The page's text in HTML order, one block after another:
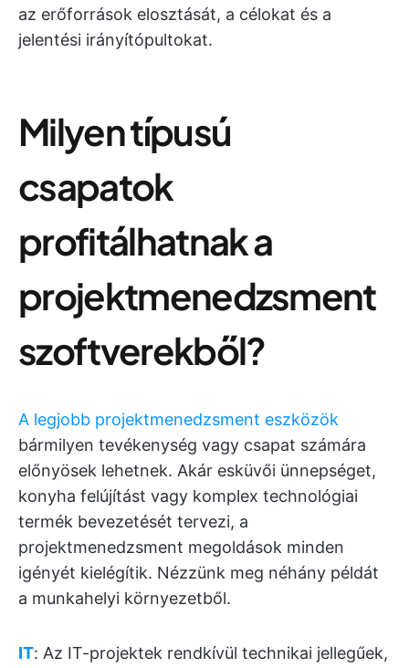
az erőforrások elosztását, a célokat és a
jelentési irányítópultokat.
Milyen típusú
csapatok
profitálhatnak a
projektmenedzsment
szoftverekből?
A legjobb projektmenedzsment eszközök
bármilyen tevékenység vagy csapat számára
előnyösek lehetnek. Akár esküvői ünnepséget,
konyha felújítást vagy komplex technológiai
termék bevezetését tervezi, a
projektmenedzsment megoldások minden
igényét kielégítik. Nézzünk meg néhány példát
a munkahelyi környezetből.
IT: Az IT-projektek rendkívül technikai jellegűek,